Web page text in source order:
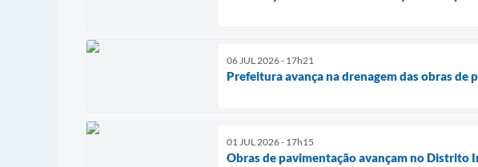
06 JUL 2026 - 17h21
Prefeitura avança na drenagem das obras de
01 JUL 2026 - 17h15
Obras de pavimentação avançam no Distrito